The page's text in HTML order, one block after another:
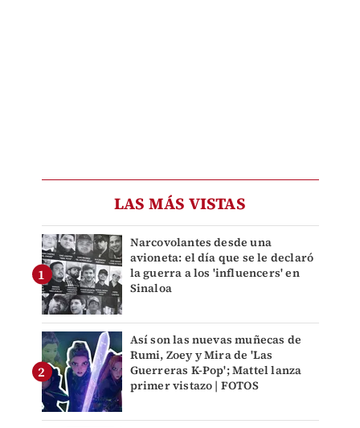
LAS MÁS VISTAS
Narcovolantes desde una
avioneta: el día que se le declaró
la guerra a los 'influencers' en
Sinaloa
Así son las nuevas muñecas de
Rumi, Zoey y Mira de 'Las
Guerreras K-Pop'; Mattel lanza
primer vistazo | FOTOS